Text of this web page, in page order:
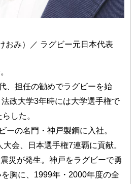
おみ）／ ラグビー元日本代表
、担任の勧めでラグビーを始
政大学3年時には大学選手権で
した。
ーの名門・神戸製鋼に入社。
会、日本選手権7連覇に貢献。
災が発生。神戸をラグビーで勇
胸に、1999年・2000年度の全